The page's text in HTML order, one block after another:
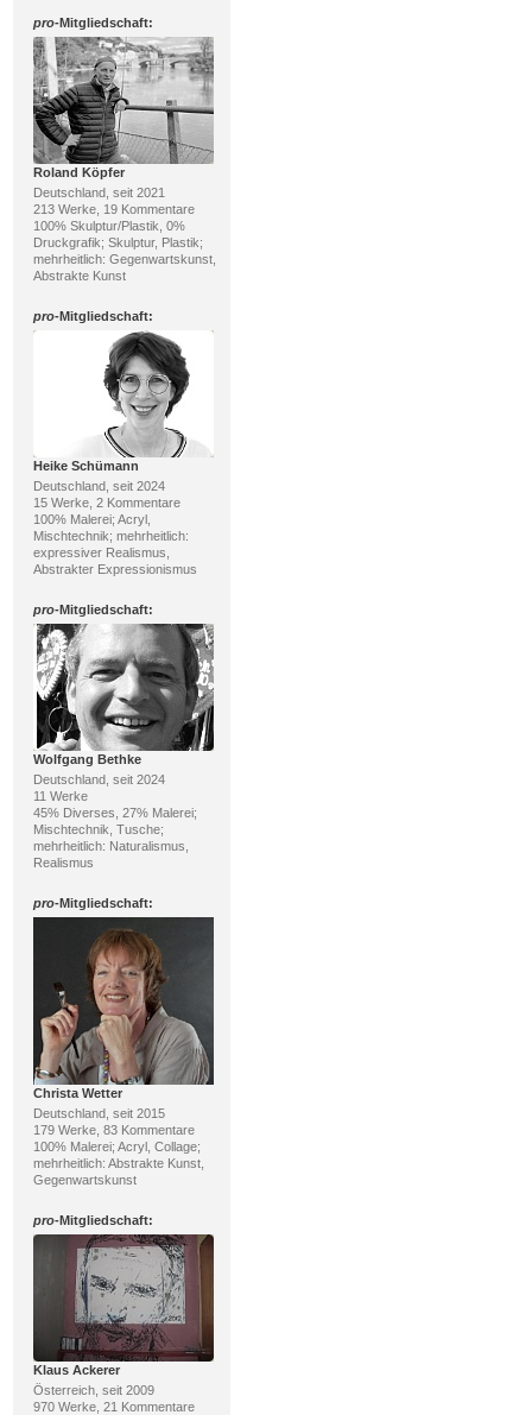
pro-Mitgliedschaft:
Roland Köpfer
Deutschland, seit 2021
213 Werke, 19 Kommentare
100% Skulptur/Plastik, 0%
Druckgrafik; Skulptur, Plastik;
mehrheitlich: Gegenwartskunst,
Abstrakte Kunst
pro-Mitgliedschaft:
Heike Schümann
Deutschland, seit 2024
15 Werke, 2 Kommentare
100% Malerei; Acryl,
Mischtechnik; mehrheitlich:
expressiver Realismus,
Abstrakter Expressionismus
pro-Mitgliedschaft:
Wolfgang Bethke
Deutschland, seit 2024
11 Werke
45% Diverses, 27% Malerei;
Mischtechnik, Tusche;
mehrheitlich: Naturalismus,
Realismus
pro-Mitgliedschaft:
Christa Wetter
Deutschland, seit 2015
179 Werke, 83 Kommentare
100% Malerei; Acryl, Collage;
mehrheitlich: Abstrakte Kunst,
Gegenwartskunst
pro-Mitgliedschaft:
Klaus Ackerer
Österreich, seit 2009
970 Werke, 21 Kommentare